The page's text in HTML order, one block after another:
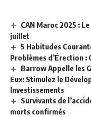
CAN Maroc 2025 :
juillet
5 Habitudes
Problèmes d’Érection :
Barrow Appelle les
Eux: Stimulez le
Investissements
Survivants de
morts confirmés